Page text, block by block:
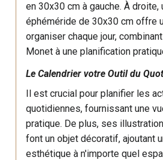
en 30x30 cm à gauche. À droite,
éphéméride de 30x30 cm offre
organiser chaque jour,
Monet à une planification
Le Calendrier votre Outil du
Il est crucial pour planifier les
quotidiennes, fournissant une
pratique. De plus, ses
font un objet décoratif, ajoutant
esthétique à n'importe quel